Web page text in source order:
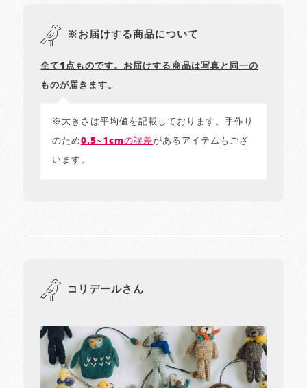
※お届けする商品について
全て1点ものです。お届けする商品は写真と同一の
ものが届きます。
※大きさは平均値を記載しております。手作り
のため0.5~1cmの誤差があるアイテムもござ
います。
コリデールさん